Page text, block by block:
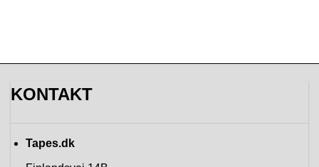
KONTAKT
Tapes.dk